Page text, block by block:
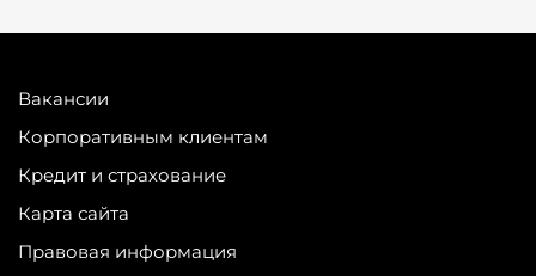
Вакансии
Корпоративным клиентам
Кредит и страхование
Карта сайта
Правовая информация